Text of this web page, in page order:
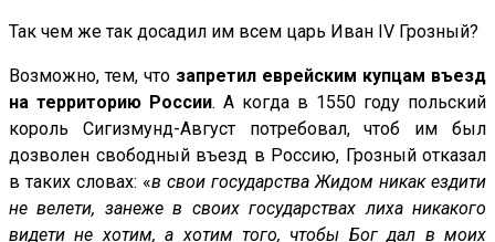
Так чем же так досадил им всем царь Иван IV Грозный?
Возможно, тем, что запретил еврейским купцам въезд
на территорию России. А когда в 1550 году польский
король Сигизмунд-Август потребовал, чтоб им был
дозволен свободный въезд в Россию, Грозный отказал
в таких словах: «в свои государства Жидом никак ездити
не велети, занеже в своих государствах лиха никакого
видети не хотим, а хотим того, чтобы Бог дал в моих